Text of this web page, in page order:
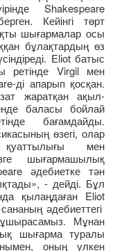
Shakespeare
Кейінгі төрт
шығармалар осы
бұлақтардың өз
Eliot батыс
ретінде Virgil мен
ді апарып қосқан.
жаратқан ақыл-
баласы бойлай
бағамдайды.
өзегі, олар
қуаттылығы мен
шығармашылық
әдебиетке тән
- дейді. Бұл
қылаңдаған Eliot
әдебиеттегі
Мұнан
шығарма туралы
оның үлкен